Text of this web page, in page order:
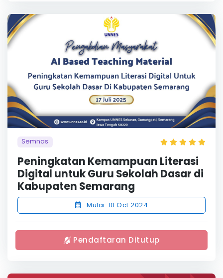
Semnas
Peningkatan Kemampuan Literasi
Digital untuk Guru Sekolah Dasar di
Kabupaten Semarang
Mulai: 10 Oct 2024
Pendaftaran Ditutup